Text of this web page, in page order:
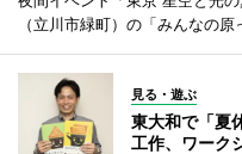
（立川市緑町）の「みんなの原
見る・遊ぶ
東大和で「夏
工作、ワーク